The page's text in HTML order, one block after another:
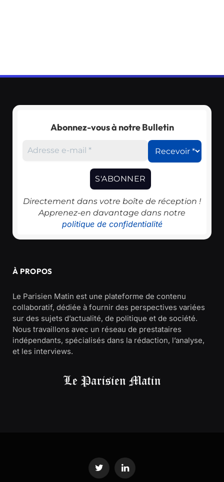
Abonnez-vous à notre Bulletin
Directement dans votre boîte de réception !
Apprenez-en davantage dans notre
politique de confidentialité
À PROPOS
Le Parisien Matin est une plateforme de contenu
collaboratif, dédiée à fournir des perspectives variées
sur des sujets d’actualité, de politique et de société.
Nous travaillons avec un réseau de prestataires
indépendants, spécialisés dans la rédaction, l’analyse,
et les interviews.
Twitter LinkedIn